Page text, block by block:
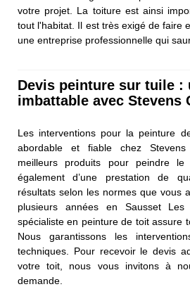
votre projet. La toiture est ainsi
tout l'habitat. Il est très exigé de faire
une entreprise professionnelle qui
Devis peinture sur tuile :
imbattable avec Stevens
Les interventions pour la peinture
abordable et fiable chez
meilleurs produits pour peindre le
également d’une prestation de
résultats selon les normes que vous
plusieurs années en Sausset
spécialiste en peinture de toit assure
Nous garantissons les
techniques. Pour recevoir le devis
votre toit, nous vous invitons à
demande.